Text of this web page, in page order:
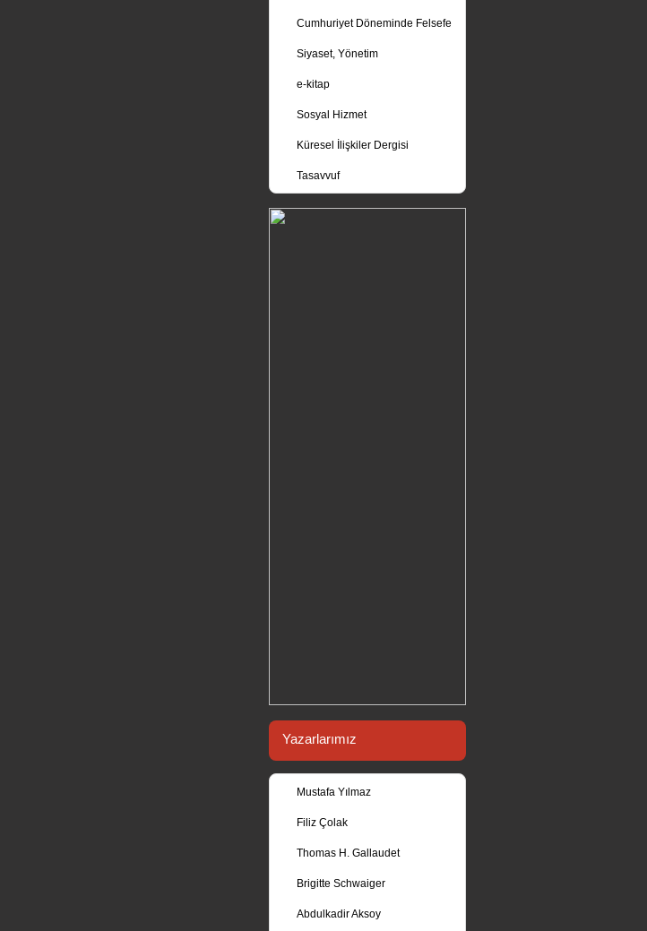
Cumhuriyet Döneminde Felsefe
Siyaset, Yönetim
e-kitap
Sosyal Hizmet
Küresel İlişkiler Dergisi
Tasavvuf
Yazarlarımız
Mustafa Yılmaz
Filiz Çolak
Thomas H. Gallaudet
Brigitte Schwaiger
Abdulkadir Aksoy